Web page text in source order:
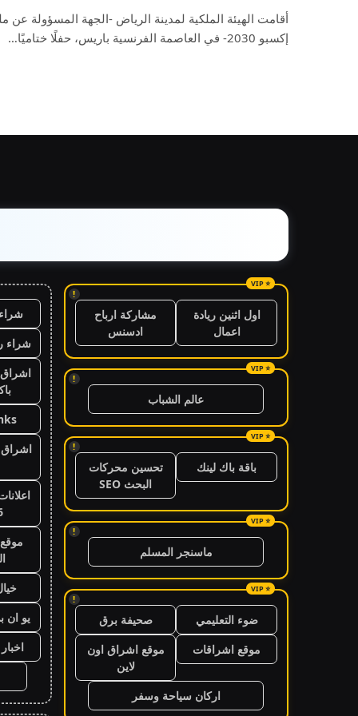
أقامت الهيئة الملكية لمدينة الرياض -الجهة المسؤولة
إكسبو 2030- في العاصمة الفرنسية باريس، حفلًا ختاميًا…
!
اول اثنين ريادة
اعمال
مشاركة ارباح
ادسنس
!
عالم الشباب
!
باقة باك لينك
تحسين محركات
البحث SEO
!
ماسنجر المسلم
!
ضوء التعليمي
صحيفة برق
موقع اشراقات
موقع اشراق اون
لاين
اركان سياحة وسفر
شراء
اشراق
يو ان
اخبار 24